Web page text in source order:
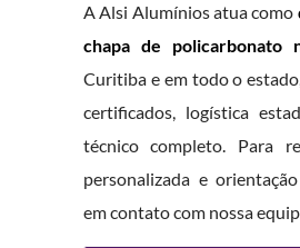
A Alsi Alumínios atua como
chapa de policarbonato
Curitiba e em todo o
certificados, logística
técnico completo. Para
personalizada e
em contato com nossa